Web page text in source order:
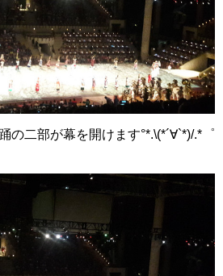
の二部が幕を開けます°*.\(*´∀`*)/.*゜